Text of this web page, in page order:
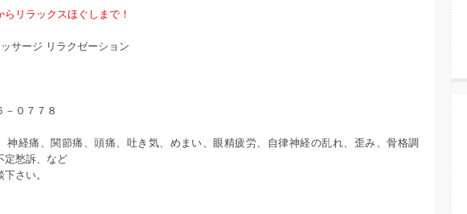
らリラックスほぐしまで！
サージ リラクゼーション
－０７７８
神経痛、関節痛、頭痛、吐き気、めまい、眼精疲労、自律神経の乱れ、歪み、骨格調
定愁訴、など
さい。